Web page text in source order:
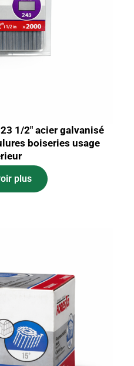
1/2″ acier galvanisé
boiseries usage
plus